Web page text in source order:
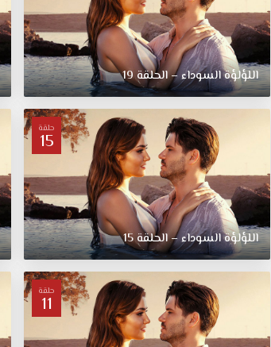
اللؤلؤة السوداء – الحلقة 19
حلقة
15
اللؤلؤة السوداء – الحلقة 15
حلقة
11